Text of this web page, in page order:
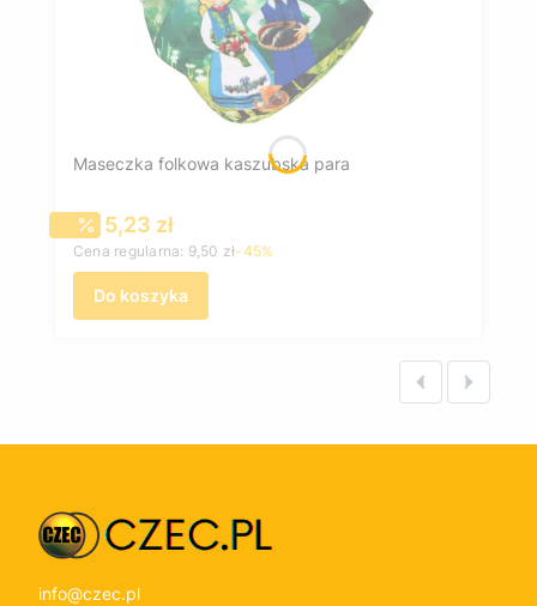
Maseczka folkowa kaszubska para
Cena promocyjna
5,23 zł
Cena regularna: 9,50 zł-45%
Do koszyka
info@czec.pl